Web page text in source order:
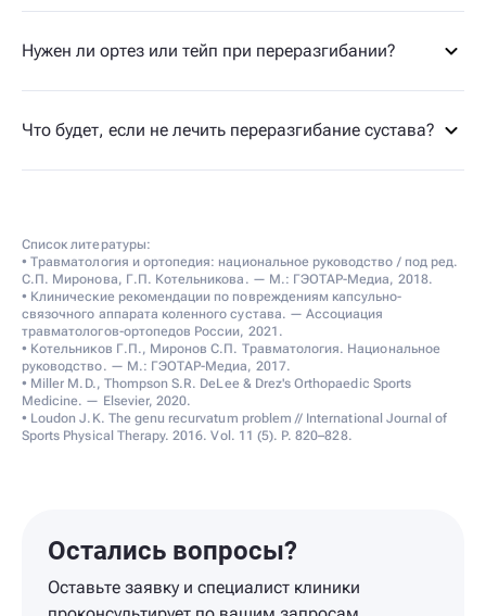
Нужен ли ортез или тейп при переразгибании?
Что будет, если не лечить переразгибание сустава?
Список литературы:
• Травматология и ортопедия: национальное руководство / под ред.
С.П. Миронова, Г.П. Котельникова. — М.: ГЭОТАР-Медиа, 2018.
• Клинические рекомендации по повреждениям капсульно-
связочного аппарата коленного сустава. — Ассоциация
травматологов-ортопедов России, 2021.
• Котельников Г.П., Миронов С.П. Травматология. Национальное
руководство. — М.: ГЭОТАР-Медиа, 2017.
• Miller M.D., Thompson S.R. DeLee & Drez's Orthopaedic Sports
Medicine. — Elsevier, 2020.
• Loudon J.K. The genu recurvatum problem // International Journal of
Sports Physical Therapy. 2016. Vol. 11 (5). P. 820–828.
Остались вопросы?
Оставьте заявку и специалист клиники